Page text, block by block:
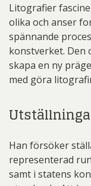
Litografier
olika och anser
spännande
konstverket. Den
skapa en ny
med göra
Han försöker
representerad
samt i statens